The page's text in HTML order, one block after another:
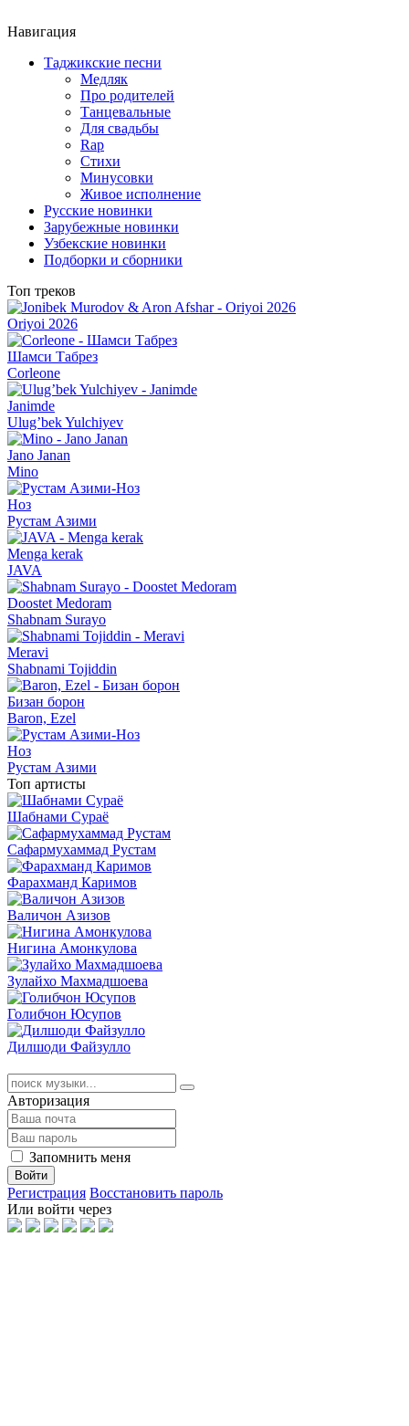
Навигация
Таджикские песни
Медляк
Про родителей
Танцевальные
Для свадьбы
Rap
Стихи
Минусовки
Живое исполнение
Русские новинки
Зарубежные новинки
Узбекские новинки
Подборки и сборники
Топ треков
Oriyoi 2026
Шамси Табрез
Corleone
Janimde
Ulug’bek Yulchiyev
Jano Janan
Mino
Ноз
Рустам Азими
Menga kerak
JAVA
Doostet Medoram
Shabnam Surayo
Meravi
Shabnami Tojiddin
Бизан борон
Baron, Ezel
Ноз
Рустам Азими
Топ артисты
Шабнами Сураё
Сафармухаммад Рустам
Фарахманд Каримов
Валичон Азизов
Нигина Амонкулова
Зулайхо Махмадшоева
Голибчон Юсупов
Дилшоди Файзулло
Авторизация
Запомнить меня
Войти
Регистрация Восстановить пароль
Или войти через